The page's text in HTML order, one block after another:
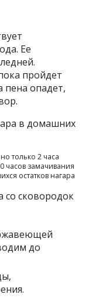
Ее
пройдет
пена опадет,
только 2 часа
часов замачивания
остатков нагара
со сковородок
до